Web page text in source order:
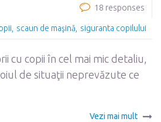
18 responses
scaun de maşină siguranta copilului
cu copii în cel mai mic detaliu,
de situaţii neprevăzute ce
Vezi mai mult